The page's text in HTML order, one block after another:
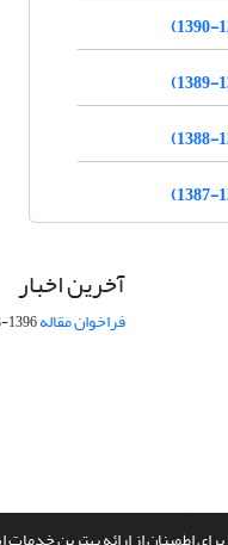
آخرین اخبار
فراخوان مقاله1396-03-03
طراحی و پیاده سازی ازسیناوب